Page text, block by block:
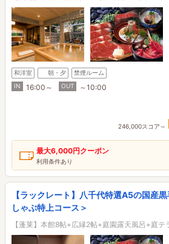
和洋室 朝・夕
禁煙ルーム
IN
16:00～ OUT ～10:00
246,000スコア～
最大6,000円クーポン
利用条件あり
【ラックレート】八千代特選A5の国産
しゃぶ特上コース＞
【蓬莱】本館8帖+広縁2帖+庭園露天風呂+庭テ